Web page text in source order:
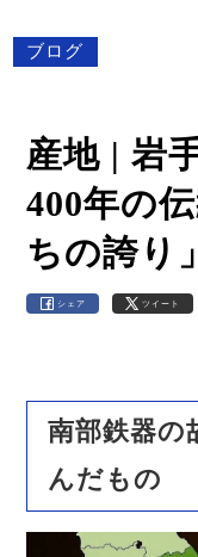
ブログ
産地 | 岩
400年の
ちの誇り
シェア ツイート
南部鉄器の
んだもの